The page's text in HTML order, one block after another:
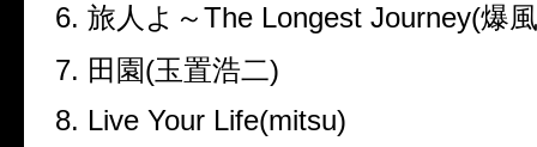
6. 旅人よ～The Longest Journey(爆
7. 田園(玉置浩二)
8. Live Your Life(mitsu)